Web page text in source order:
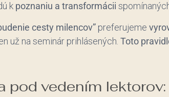
k poznaniu a transformácii
cesty milencov” preferujeme
už na seminár prihlásených. Toto
pod vedením lektorov: